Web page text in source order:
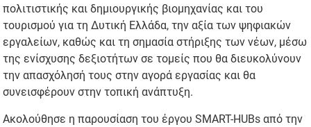
πολιτιστικής και δημιουργικής βιομηχανίας και του
τουρισμού για τη Δυτική Ελλάδα, την αξία των ψηφιακών
εργαλείων, καθώς και τη σημασία στήριξης των νέων, μέσω
της ενίσχυσης δεξιοτήτων σε τομείς που θα διευκολύνουν
την απασχόλησή τους στην αγορά εργασίας και θα
συνεισφέρουν στην τοπική ανάπτυξη.
Ακολούθησε η παρουσίαση του έργου SMART-HUBs από την